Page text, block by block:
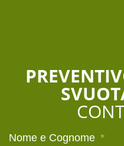
Nome e Cognome